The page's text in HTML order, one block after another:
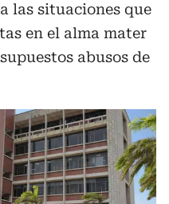
las situaciones que
en el alma mater
abusos de